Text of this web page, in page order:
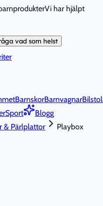
Vi har hjälpt
vad som helst
BarnskorBarnvagnar
Sport
Blogg
& Pärlplattor
Playbox